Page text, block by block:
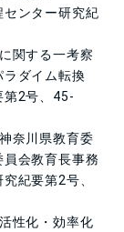
センター研究紀
関する一考察
ラダイム転換
第2号、45-
奈川県教育委
会教育長事務
紀要第2号、
性化・効率化